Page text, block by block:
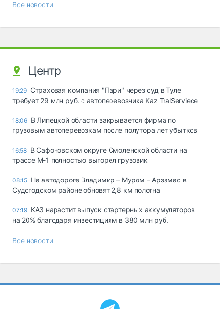
Все новости
Центр
19:29 Страховая компания "Пари" через суд в Туле
требует 29 млн руб. с автоперевозчика Kaz TralServiece
18:06 В Липецкой области закрывается фирма по
грузовым автоперевозкам после полутора лет убытков
16:58 В Сафоновском округе Смоленской области на
трассе М-1 полностью выгорел грузовик
08:15 На автодороге Владимир – Муром – Арзамас в
Судогодском районе обновят 2,8 км полотна
07:19 КАЗ нарастит выпуск стартерных аккумуляторов
на 20% благодаря инвестициям в 380 млн руб.
Все новости